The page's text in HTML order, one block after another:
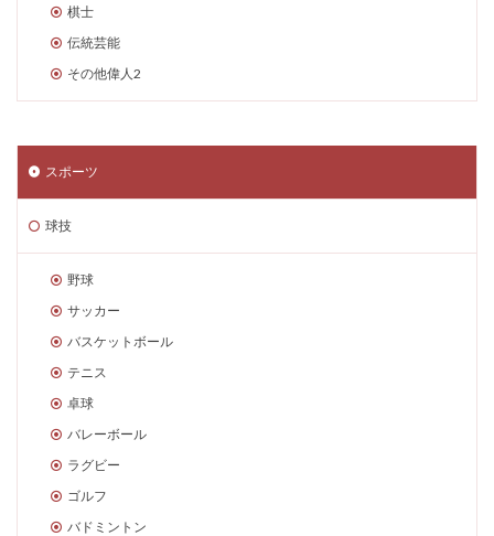
棋士
伝統芸能
その他偉人2
スポーツ
球技
野球
サッカー
バスケットボール
テニス
卓球
バレーボール
ラグビー
ゴルフ
バドミントン